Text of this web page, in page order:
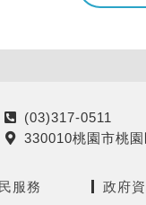
電
話
(03)317-0511
地
330010桃園市桃
服務 政府